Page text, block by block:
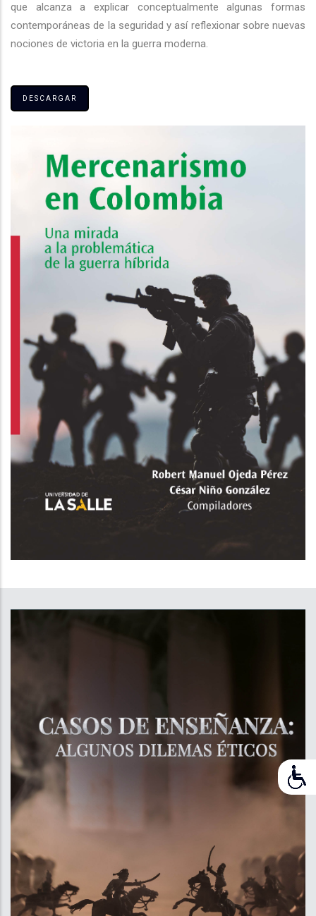
que alcanza a explicar conceptualmente algunas formas
contemporáneas de la seguridad y así reflexionar sobre nuevas
nociones de victoria en la guerra moderna.
DESCARGAR